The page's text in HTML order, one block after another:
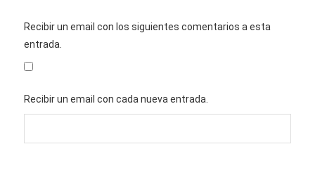
Recibir un email con los siguientes comentarios a esta
entrada.
Recibir un email con cada nueva entrada.